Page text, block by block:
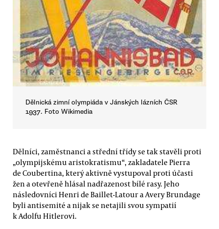
Dělnická zimní olympiáda v Jánských lázních ČSR
1937. Foto Wikimedia
Dělníci, zaměstnanci a střední třídy se tak stavěli proti
„olympijskému aristokratismu“, zakladatele Pierra
de Coubertina, který aktivně vystupoval proti účasti
žen a otevřeně hlásal nadřazenost bílé rasy. Jeho
následovníci Henri de Baillet-Latour a Avery Brundage
byli antisemité a nijak se netajili svou sympatií
k Adolfu Hitlerovi.